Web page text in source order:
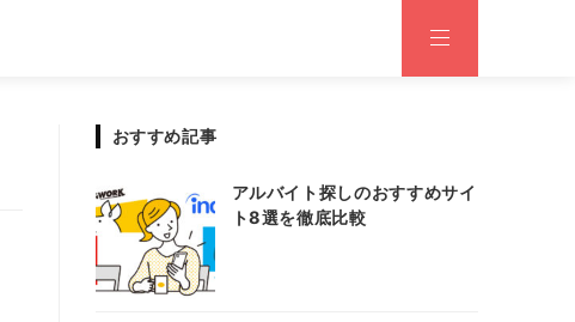
おすすめ記事
アルバイト探しのおすすめサイ
ト8選を徹底比較